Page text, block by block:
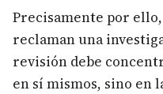
Precisamente por
reclaman una
revisión debe
en sí mismos, sino en